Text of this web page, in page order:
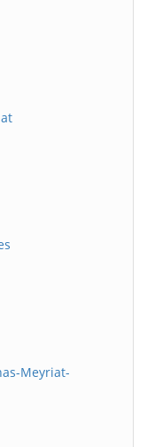
Meyriat-